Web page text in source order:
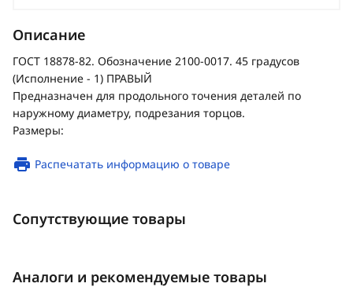
Описание
ГОСТ 18878-82. Обозначение 2100-0017. 45 градусов
(Исполнение - 1) ПРАВЫЙ
Предназначен для продольного точения деталей по
наружному диаметру, подрезания торцов.
Размеры:
Распечатать информацию о товаре
Сопутствующие товары
Аналоги и рекомендуемые товары